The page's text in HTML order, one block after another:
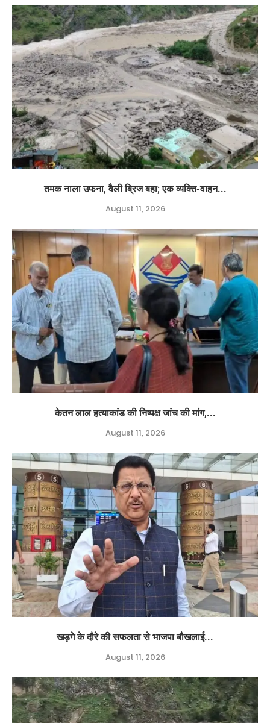
तमक नाला उफना, वैली ब्रिज बहा; एक व्यक्ति-वाहन...
August 11, 2026
केतन लाल हत्याकांड की निष्पक्ष जांच की मांग,...
August 11, 2026
खड़गे के दौरे की सफलता से भाजपा बौखलाई...
August 11, 2026